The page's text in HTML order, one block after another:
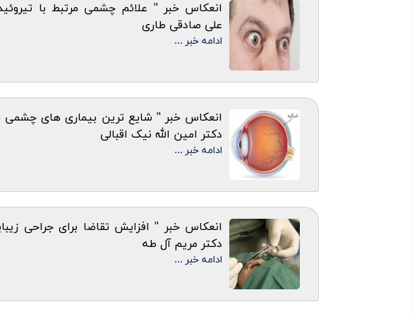
انعکاس خبر " علائم چشمی مرتبط با
علی صادقی طاری
ادامه خبر ...
انعکاس خبر " شایع ترین بیماری های
دکتر امین الله نیک اقبالی
ادامه خبر ...
انعکاس خبر " افزایش تقاضا برای جراحی
دکتر مریم آل طه
ادامه خبر ...